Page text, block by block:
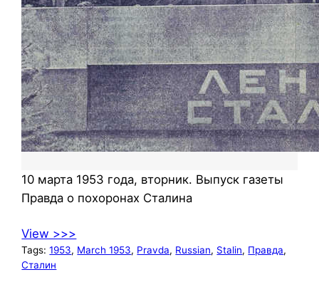
10 марта 1953 года, вторник. Выпуск газеты
Правда о похоронах Сталина
View >>>
Tags:1953, March 1953, Pravda, Russian, Stalin, Правда
Сталин